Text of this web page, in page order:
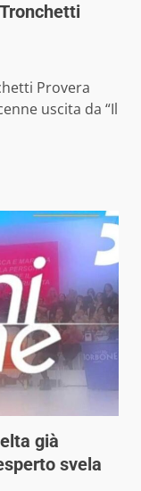
Provera
uscita da “Il
già
svela